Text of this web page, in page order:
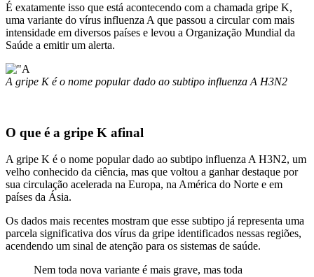
É exatamente isso que está acontecendo com a chamada gripe K,
uma variante do vírus influenza A que passou a circular com mais
intensidade em diversos países e levou a Organização Mundial da
Saúde a emitir um alerta.
A gripe K é o nome popular dado ao subtipo influenza A H3N2
O que é a gripe K afinal
A gripe K é o nome popular dado ao subtipo influenza A H3N2, um
velho conhecido da ciência, mas que voltou a ganhar destaque por
sua circulação acelerada na Europa, na América do Norte e em
países da Ásia.
Os dados mais recentes mostram que esse subtipo já representa uma
parcela significativa dos vírus da gripe identificados nessas regiões,
acendendo um sinal de atenção para os sistemas de saúde.
Nem toda nova variante é mais grave, mas toda